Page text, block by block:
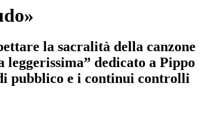
la sacralità della canzone
dedicato a Pippo
pubblico e i continui controlli